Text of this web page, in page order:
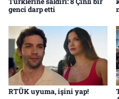
genci darp etti
RTÜK uyuma, işini yap!